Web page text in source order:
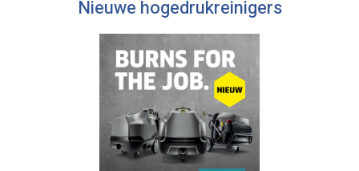
Nieuwe hogedrukreinigers